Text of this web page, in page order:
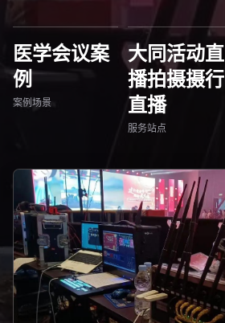
医学会议案
例
案例场景
大同活动直
播拍摄摄行
直播
服务站点